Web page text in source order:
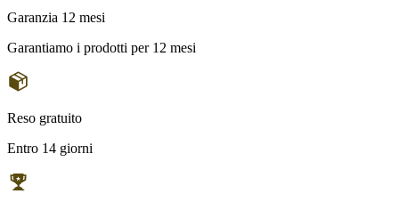
Garanzia 12 mesi
Garantiamo i prodotti per 12 mesi
Reso gratuito
Entro 14 giorni